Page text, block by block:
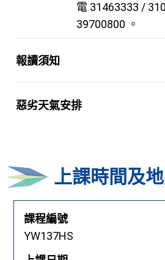
電 31463333 /
39700800 。
報讀須知
惡劣天氣安排
上課時間及
課程編號
YW137HS